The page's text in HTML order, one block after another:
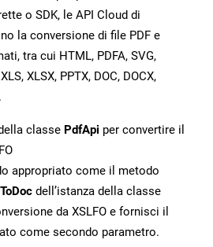
o SDK, le API Cloud di
la conversione di file PDF e
tra cui HTML, PDFA, SVG,
XLSX, PPTX, DOC, DOCX,
classe PdfApi per convertire il
appropriato come il metodo
dell’istanza della classe
da XSLFO e fornisci il
come secondo parametro.